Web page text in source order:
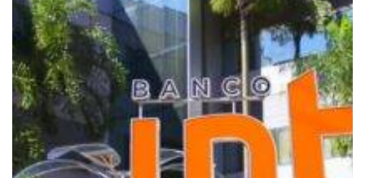
Se preferir, utilize o WhatsApp
WEB:
WhatsApp WEB